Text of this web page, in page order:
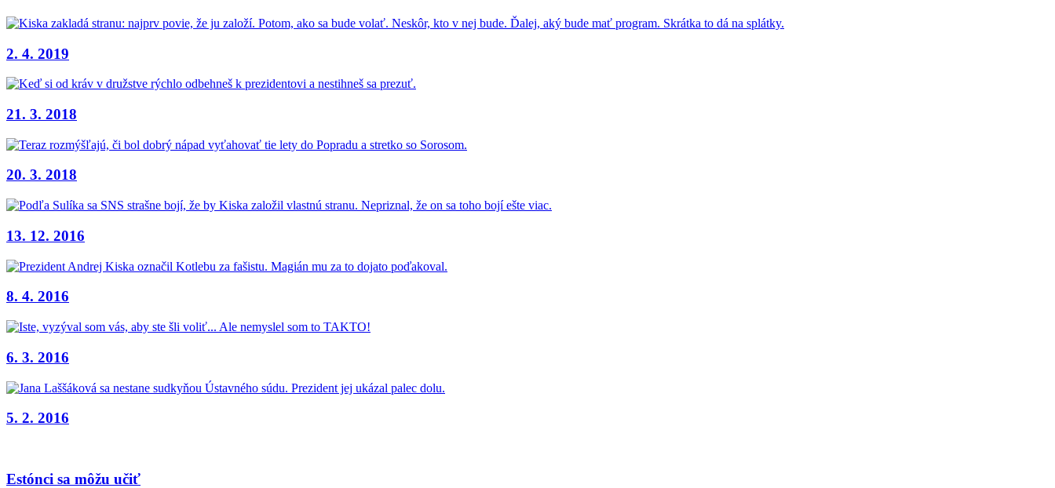
2. 4. 2019
21. 3. 2018
20. 3. 2018
13. 12. 2016
8. 4. 2016
6. 3. 2016
5. 2. 2016
Estónci sa môžu učiť